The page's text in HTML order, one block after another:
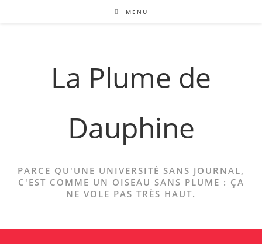
MENU
La Plume de
Dauphine
PARCE QU'UNE UNIVERSITÉ SANS JOURNAL,
C'EST COMME UN OISEAU SANS PLUME : ÇA
NE VOLE PAS TRÈS HAUT.